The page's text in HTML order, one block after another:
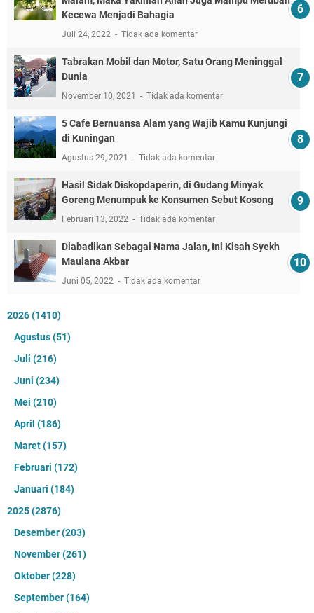
Kecewa Menjadi Bahagia
Juli 24, 2022 Tidak ada komentar
Tabrakan Mobil dan Motor, Satu Orang Meninggal
Dunia
November 10, 2021 Tidak ada komentar
5 Cafe Bernuansa Alam yang Wajib Kamu Kunjungi
di Kuningan
Agustus 29, 2021 Tidak ada komentar
Hasil Sidak Diskopdaperin, di Gudang Minyak
Goreng Menumpuk ke Konsumen Sebut Kosong
Februari 13, 2022 Tidak ada komentar
Diabadikan Sebagai Nama Jalan, Ini Kisah Syekh
Maulana Akbar
Juni 05, 2022 Tidak ada komentar
2026(1410)
Agustus(51)
Juli (216)
Juni (234)
Mei (210)
April (186)
Maret(157)
Februari (172)
Januari (184)
2025(2876)
Desember(203)
November(261)
Oktober(228)
September(164)